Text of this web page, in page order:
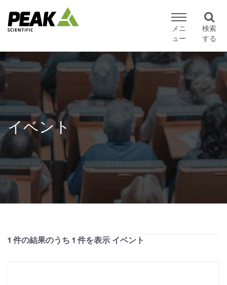
メニ
ュー
検索
する
イベント
1 件の結果のうち 1 件を表示 イベント